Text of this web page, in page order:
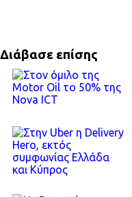
Διάβασε επίσης